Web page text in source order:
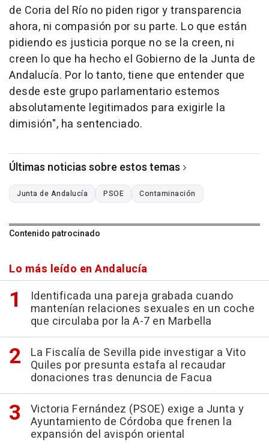
de Coria del Río no piden rigor y transparencia
ahora, ni compasión por su parte. Lo que están
pidiendo es justicia porque no se la creen, ni
creen lo que ha hecho el Gobierno de la Junta de
Andalucía. Por lo tanto, tiene que entender que
desde este grupo parlamentario estemos
absolutamente legitimados para exigirle la
dimisión", ha sentenciado.
Últimas noticias sobre estos temas
Junta de Andalucía PSOE Contaminación
Contenido patrocinado
Lo más leído en Andalucía
Identificada una pareja grabada cuando
mantenían relaciones sexuales en un coche
que circulaba por la A-7 en Marbella
La Fiscalía de Sevilla pide investigar a Vito
Quiles por presunta estafa al recaudar
donaciones tras denuncia de Facua
Victoria Fernández (PSOE) exige a Junta y
Ayuntamiento de Córdoba que frenen la
expansión del avispón oriental